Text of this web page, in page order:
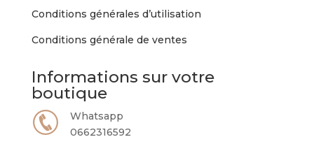
Conditions générales d’utilisation
Conditions générale de ventes
Informations sur votre
boutique
Whatsapp
0662316592